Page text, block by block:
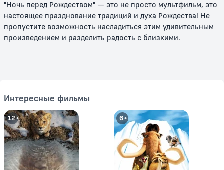
"Ночь перед Рождеством" — это не просто мультфильм, это
настоящее празднование традиций и духа Рождества! Не
пропустите возможность насладиться этим удивительным
произведением и разделить радость с близкими.
Интересные фильмы
12+ 6+